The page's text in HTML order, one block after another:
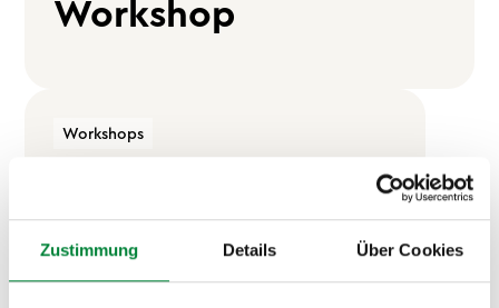
Zustimmung Details Über Cookies
Workshop
Workshops
Resilienz Workshop